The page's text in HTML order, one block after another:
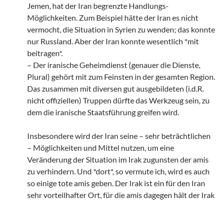
Jemen, hat der Iran begrenzte Handlungs-
Möglichkeiten. Zum Beispiel hätte der Iran es nicht
vermocht, die Situation in Syrien zu wenden; das konnte
nur Russland. Aber der Iran konnte wesentlich *mit
beitragen*.
– Der iranische Geheimdienst (genauer die Dienste,
Plural) gehört mit zum Feinsten in der gesamten Region.
Das zusammen mit diversen gut ausgebildeten (i.d.R.
nicht offiziellen) Truppen dürfte das Werkzeug sein, zu
dem die iranische Staatsführung greifen wird.
Insbesondere wird der Iran seine – sehr beträchtlichen
– Möglichkeiten und Mittel nutzen, um eine
Veränderung der Situation im Irak zugunsten der amis
zu verhindern. Und *dort*, so vermute ich, wird es auch
so einige tote amis geben. Der Irak ist ein für den Iran
sehr vorteilhafter Ort, für die amis dagegen hält der Irak